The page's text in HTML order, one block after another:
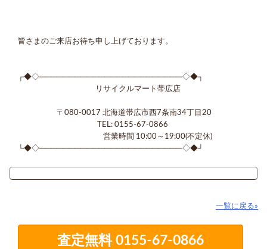
皆さまのご来店お待ち申し上げております。
┌◆◇────────────────────────◇◆┐
リサイクルマート帯広店
〒080-0017 北海道帯広市西7条南34丁目20
TEL: 0155-67-0866
営業時間 10:00～19:00(不定休)
└◆◇────────────────────────◇◆┘
一覧に戻る»
査定無料 0155-67-0866